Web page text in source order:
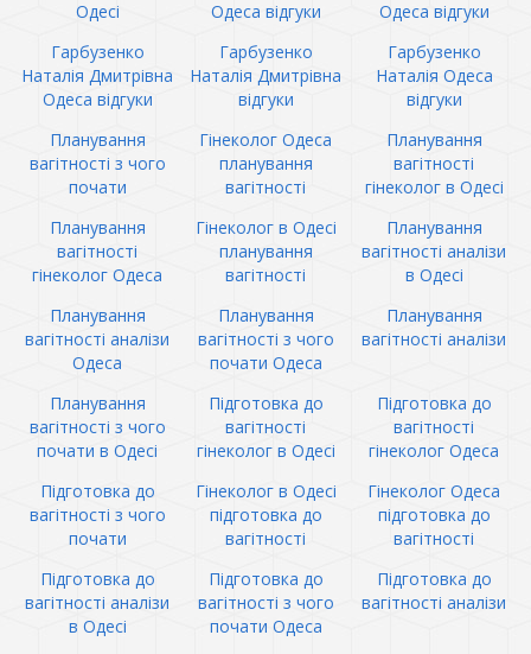
Одесі Одеса відгуки
Одеса відгуки
Гарбузенко
Наталія Дмитрівна
Одеса відгуки
Гарбузенко
Наталія Дмитрівна
відгуки
Гарбузенко
Наталія Одеса
відгуки
Планування
вагітності з чого
почати
Гінеколог Одеса
планування
вагітності
Планування
вагітності
гінеколог в Одесі
Планування
вагітності
гінеколог Одеса
Гінеколог в Одесі
планування
вагітності
Планування
вагітності аналізи
в Одесі
Планування
вагітності аналізи
Одеса
Планування
вагітності з чого
почати Одеса
Планування
вагітності аналізи
Планування
вагітності з чого
почати в Одесі
Підготовка до
вагітності
гінеколог в Одесі
Підготовка до
вагітності
гінеколог Одеса
Підготовка до
вагітності з чого
почати
Гінеколог в Одесі
підготовка до
вагітності
Гінеколог Одеса
підготовка до
вагітності
Підготовка до
вагітності аналізи
в Одесі
Підготовка до
вагітності з чого
почати Одеса
Підготовка до
вагітності аналізи